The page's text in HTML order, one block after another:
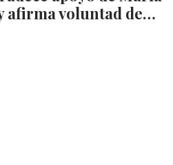
afirma voluntad de…